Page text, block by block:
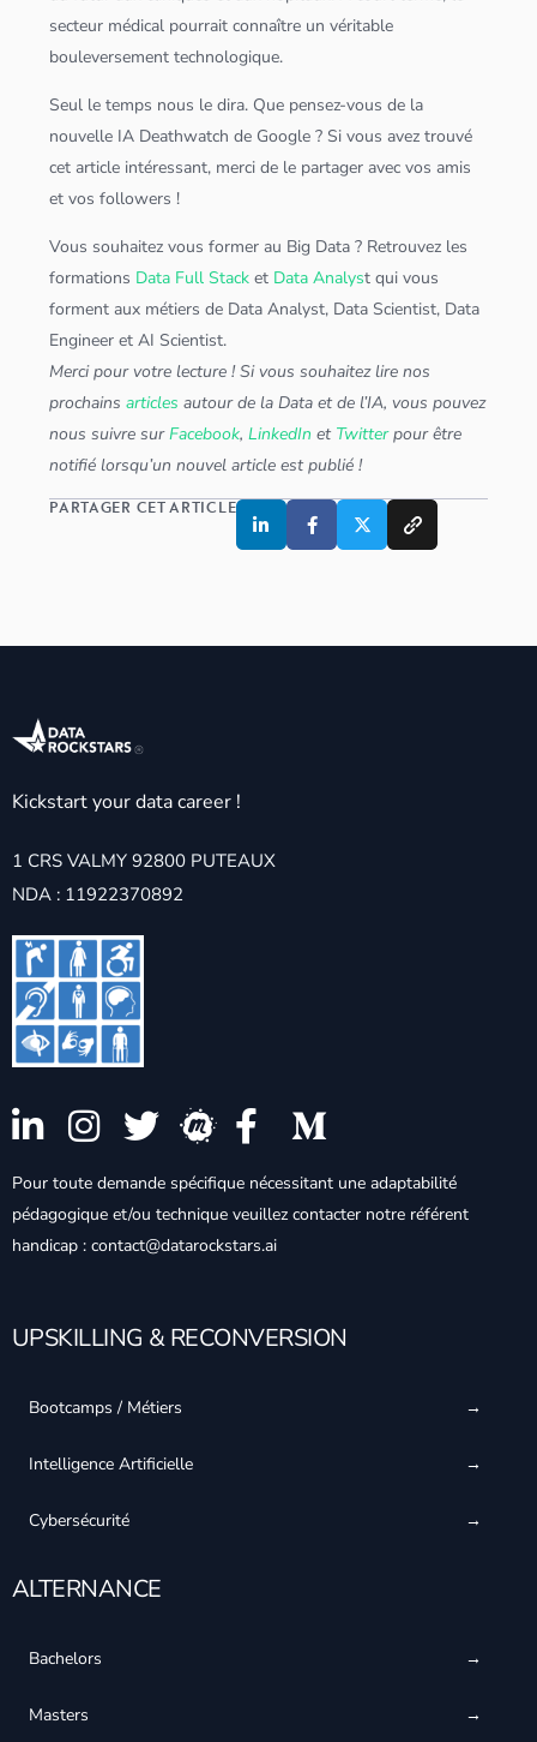
secteur médical pourrait connaître un véritable
bouleversement technologique.
Seul le temps nous le dira. Que pensez-vous de la
nouvelle IA Deathwatch de Google ? Si vous avez trouvé
cet article intéressant, merci de le partager avec vos amis
et vos followers !
Vous souhaitez vous former au Big Data ? Retrouvez les
formations Data Full Stack et Data Analyst qui vous
forment aux métiers de Data Analyst, Data Scientist, Data
Engineer etAI Scientist.
Merci pour votre lecture ! Si vous souhaitez lire nos
prochainsarticles autour de la Data et de l’IA, vous pouvez
nous suivre surFacebook,LinkedIn et Twitterpour être
notifié lorsqu’un nouvel article est publié !
PARTAGER CET ARTICLE
Kickstart your data career !
1 CRS VALMY 92800 PUTEAUX
NDA : 11922370892
Pour toute demande spécifique nécessitant une adaptabilité
pédagogique et/ou technique veuillez contacter notre référent
handicap : contact@datarockstars.ai
UPSKILLING & RECONVERSION
Bootcamps / Métiers
Intelligence Artificielle
Cybersécurité
ALTERNANCE
Bachelors
Masters